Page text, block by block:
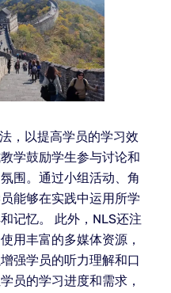
，以提高学员的学习效
学鼓励学生参与讨论和
围。通过小组活动、角
能够在实践中运用所学
记忆。 此外，NLS还注
用丰富的多媒体资源，
强学员的听力理解和口
员的学习进度和需求，